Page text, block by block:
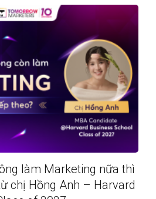
làm Marketing nữa thì
chị Hồng Anh – Harvard